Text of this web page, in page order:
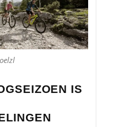
IS